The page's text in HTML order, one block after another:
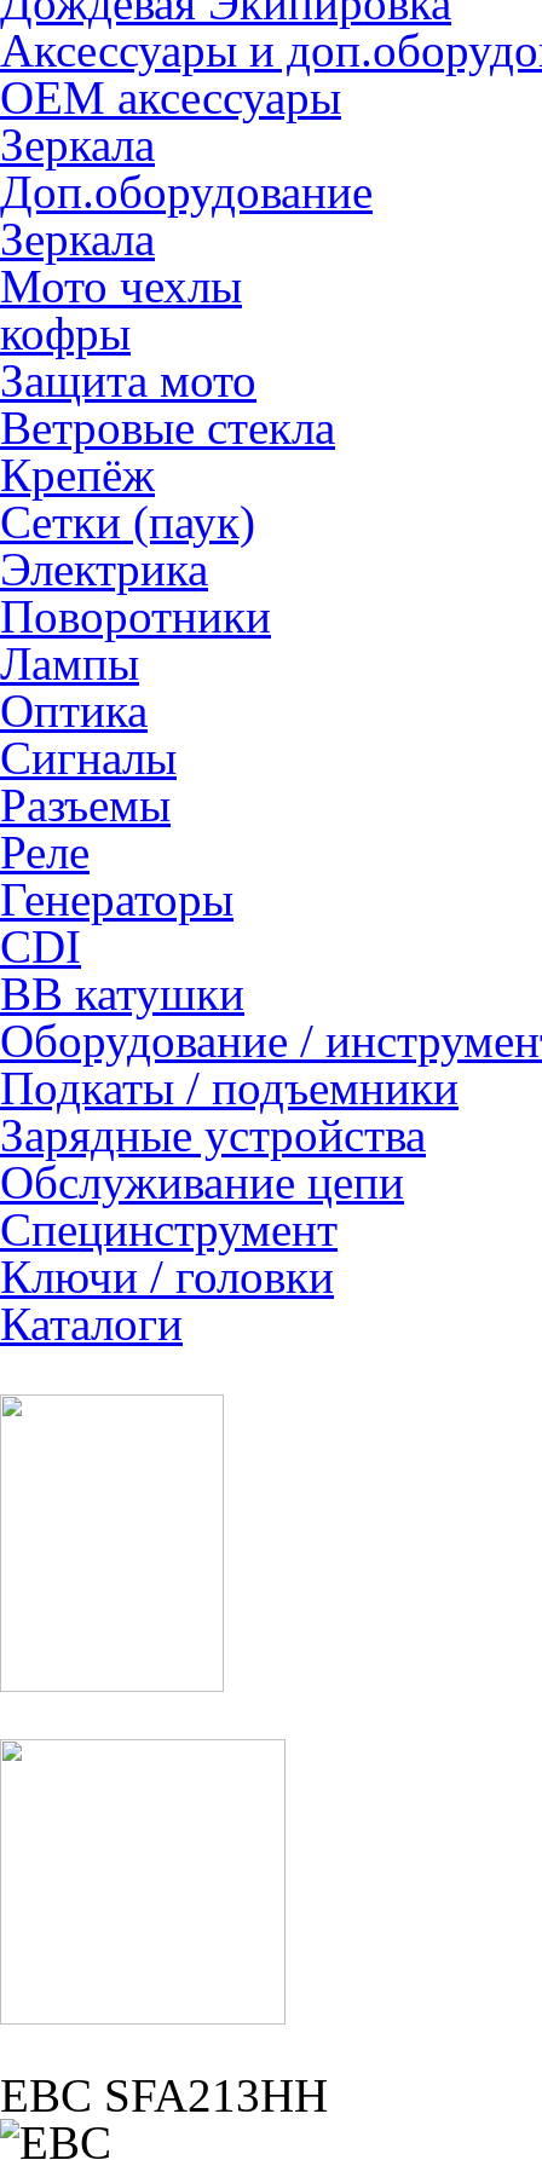
Аксессуары и
OEM аксессуары
Зеркала
Доп.оборудование
Зеркала
Мото чехлы
кофры
Защита мото
Ветровые стекла
Крепёж
Сетки (паук)
Электрика
Поворотники
Лампы
Оптика
Сигналы
Разъемы
Реле
Генераторы
CDI
ВВ катушки
Оборудование /
Подкаты / подъемники
Зарядные устройства
Обслуживание цепи
Специнструмент
Ключи / головки
Каталоги
EBC SFA213HH